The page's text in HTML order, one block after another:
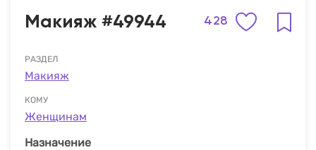
Макияж #49944 428
РАЗДЕЛ
Макияж
КОМУ
Женщинам
Назначение